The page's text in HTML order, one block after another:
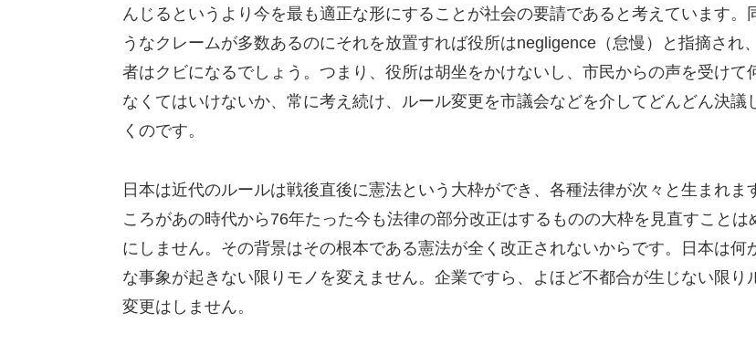
んじるというより今を最も適正な形にすることが社会の要請であると考えています。
うなクレームが多数あるのにそれを放置すれば役所はnegligence（怠慢）と指摘され
者はクビになるでしょう。つまり、役所は胡坐をかけないし、市民からの声を受けて
なくてはいけないか、常に考え続け、ルール変更を市議会などを介してどんどん決議
くのです。
日本は近代のルールは戦後直後に憲法という大枠ができ、各種法律が次々と生まれま
ころがあの時代から76年たった今も法律の部分改正はするものの大枠を見直すことは
にしません。その背景はその根本である憲法が全く改正されないからです。日本は何
な事象が起きない限りモノを変えません。企業ですら、よほど不都合が生じない限り
変更はしません。